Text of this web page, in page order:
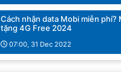
Cách nhận data Mobi miễn phí?
tặng 4G Free 2024
07:00, 31 Dec 2022